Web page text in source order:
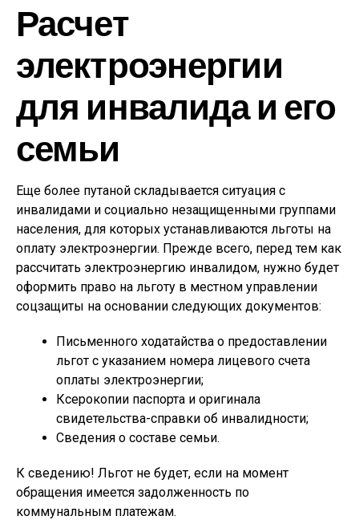
Расчет
электроэнергии
для инвалида и его
семьи
Еще более путаной складывается ситуация с
инвалидами и социально незащищенными группами
населения, для которых устанавливаются льготы на
оплату электроэнергии. Прежде всего, перед тем как
рассчитать электроэнергию инвалидом, нужно будет
оформить право на льготу в местном управлении
соцзащиты на основании следующих документов:
Письменного ходатайства о предоставлении
льгот с указанием номера лицевого счета
оплаты электроэнергии;
Ксерокопии паспорта и оригинала
свидетельства-справки об инвалидности;
Сведения о составе семьи.
К сведению! Льгот не будет, если на момент
обращения имеется задолженность по
коммунальным платежам.